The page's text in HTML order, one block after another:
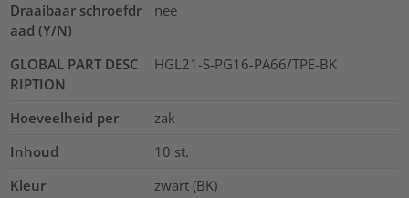
Draaibaar schroefdr
aad (Y/N)
nee
GLOBAL PART DESC
RIPTION
HGL21-S-PG16-PA66/TPE-BK
Hoeveelheid per
zak
Inhoud
10 st.
Kleur
zwart (BK)